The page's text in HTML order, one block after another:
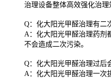
治理设备整体高效强化治理
Q：化大阳光甲醛治理有二
A：化大阳光甲醛治理药剂
不会造成二次污染。
Q：化大阳光甲醛治理过后
A：化大阳光甲醛治理一次